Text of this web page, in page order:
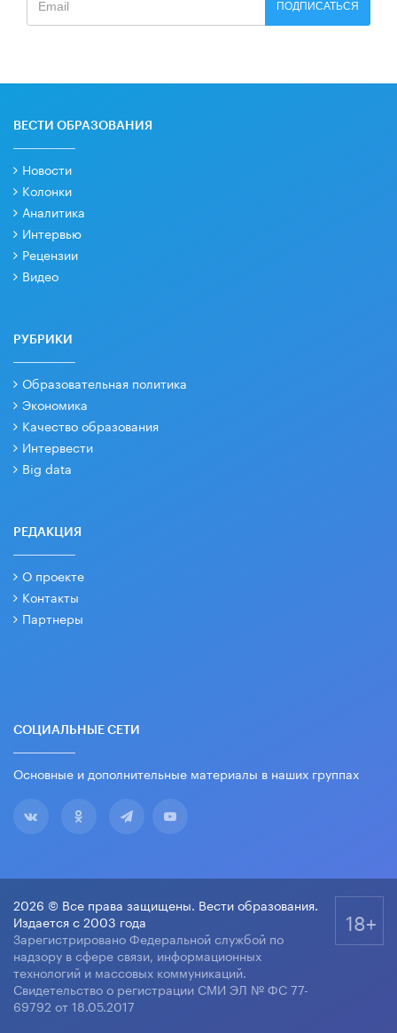
ПОДПИСАТЬСЯ
ВЕСТИ ОБРАЗОВАНИЯ
Новости
Колонки
Аналитика
Интервью
Рецензии
Видео
РУБРИКИ
Образовательная политика
Экономика
Качество образования
Интервести
Big data
РЕДАКЦИЯ
О проекте
Контакты
Партнеры
СОЦИАЛЬНЫЕ СЕТИ
Основные и дополнительные материалы в наших группах
2026 © Все права защищены. Вести образования.
Издается с 2003 года
Зарегистрировано Федеральной службой по
надзору в сфере связи, информационных
технологий и массовых коммуникаций.
Свидетельство о регистрации СМИ ЭЛ № ФС 77-
69792 от 18.05.2017
18+